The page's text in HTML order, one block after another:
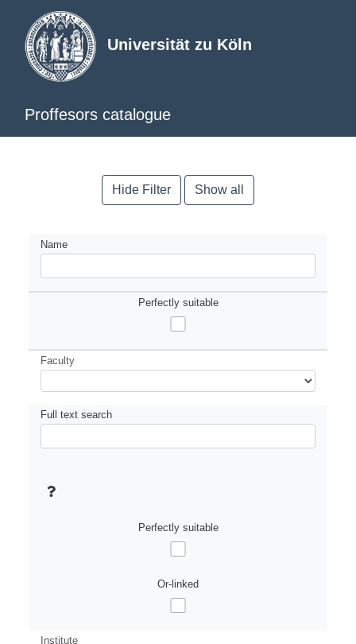
Universität zu Köln
Proffesors catalogue
Hide Filter Show all
Name
Perfectly suitable
Faculty
Full text search
Perfectly suitable
Or-linked
Institute